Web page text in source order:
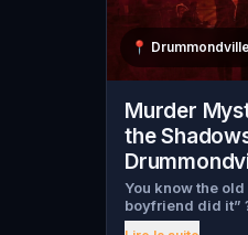
📍 Drummondville
Murder
the
You know the
boyfriend did it”
night, love goes